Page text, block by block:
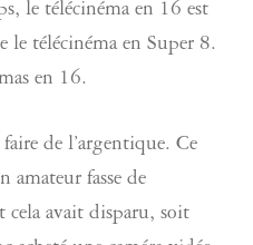
le télécinéma en 16 est
le télécinéma en Super 8.
en 16.
de l’argentique. Ce
amateur fasse de
cela avait disparu, soit